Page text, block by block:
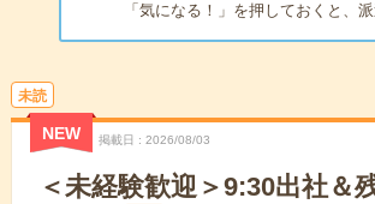
「気になる！」を押しておくと、
未読
NEW 掲載日 2026/08/03
＜未経験歓迎＞9:30出社＆